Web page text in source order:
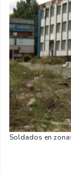
Soldados en